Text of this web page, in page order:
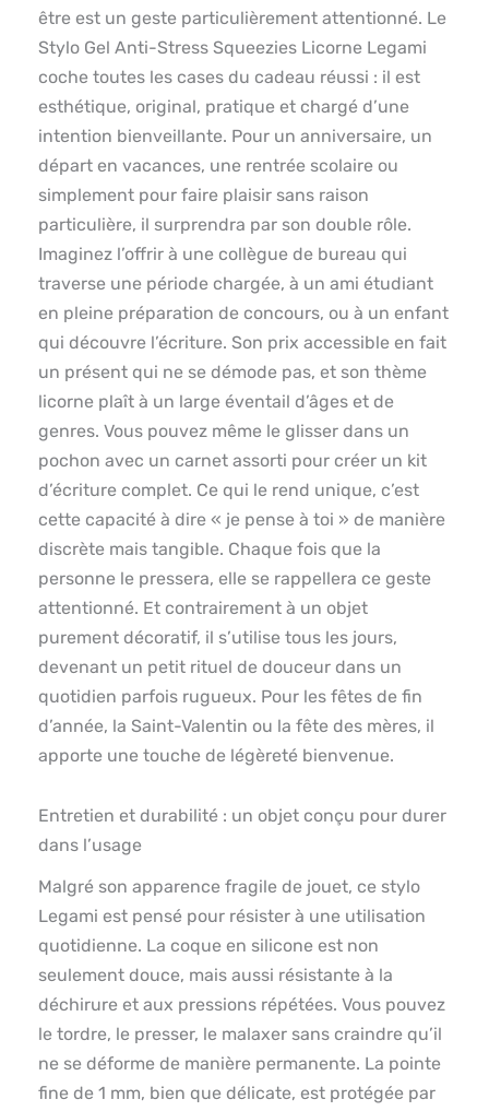
être est un geste particulièrement attentionné. Le
Stylo Gel Anti-Stress Squeezies Licorne Legami
coche toutes les cases du cadeau réussi : il est
esthétique, original, pratique et chargé d’une
intention bienveillante. Pour un anniversaire, un
départ en vacances, une rentrée scolaire ou
simplement pour faire plaisir sans raison
particulière, il surprendra par son double rôle.
Imaginez l’offrir à une collègue de bureau qui
traverse une période chargée, à un ami étudiant
en pleine préparation de concours, ou à un enfant
qui découvre l’écriture. Son prix accessible en fait
un présent qui ne se démode pas, et son thème
licorne plaît à un large éventail d’âges et de
genres. Vous pouvez même le glisser dans un
pochon avec un carnet assorti pour créer un kit
d’écriture complet. Ce qui le rend unique, c’est
cette capacité à dire « je pense à toi » de manière
discrète mais tangible. Chaque fois que la
personne le pressera, elle se rappellera ce geste
attentionné. Et contrairement à un objet
purement décoratif, il s’utilise tous les jours,
devenant un petit rituel de douceur dans un
quotidien parfois rugueux. Pour les fêtes de fin
d’année, la Saint-Valentin ou la fête des mères, il
apporte une touche de légèreté bienvenue.
Entretien et durabilité : un objet conçu pour durer
dans l’usage
Malgré son apparence fragile de jouet, ce stylo
Legami est pensé pour résister à une utilisation
quotidienne. La coque en silicone est non
seulement douce, mais aussi résistante à la
déchirure et aux pressions répétées. Vous pouvez
le tordre, le presser, le malaxer sans craindre qu’il
ne se déforme de manière permanente. La pointe
fine de 1 mm, bien que délicate, est protégée par